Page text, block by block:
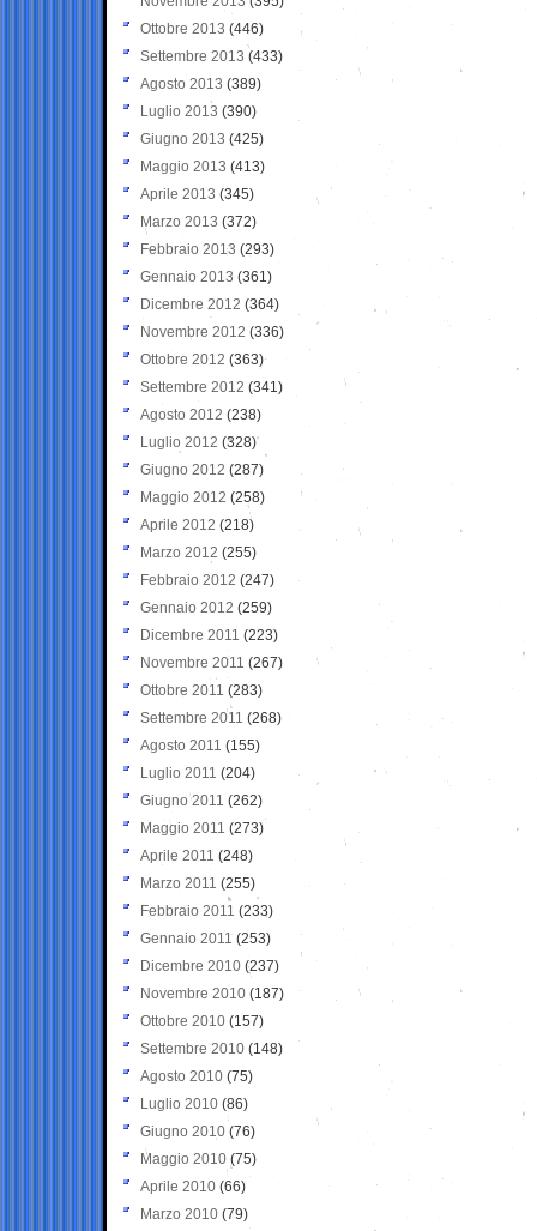
Ottobre 2013 (446)
Settembre 2013 (433)
Agosto 2013 (389)
Luglio 2013 (390)
Giugno 2013 (425)
Maggio 2013 (413)
Aprile 2013 (345)
Marzo 2013 (372)
Febbraio 2013 (293)
Gennaio 2013 (361)
Dicembre 2012 (364)
Novembre 2012 (336)
Ottobre 2012 (363)
Settembre 2012 (341)
Agosto 2012 (238)
Luglio 2012 (328)
Giugno 2012 (287)
Maggio 2012 (258)
Aprile 2012 (218)
Marzo 2012 (255)
Febbraio 2012 (247)
Gennaio 2012 (259)
Dicembre 2011 (223)
Novembre 2011 (267)
Ottobre 2011 (283)
Settembre 2011 (268)
Agosto 2011 (155)
Luglio 2011 (204)
Giugno 2011 (262)
Maggio 2011 (273)
Aprile 2011 (248)
Marzo 2011 (255)
Febbraio 2011 (233)
Gennaio 2011 (253)
Dicembre 2010 (237)
Novembre 2010 (187)
Ottobre 2010 (157)
Settembre 2010 (148)
Agosto 2010 (75)
Luglio 2010 (86)
Giugno 2010 (76)
Maggio 2010 (75)
Aprile 2010 (66)
Marzo 2010 (79)